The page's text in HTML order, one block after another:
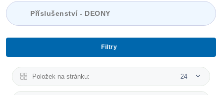
Příslušenství - DEONY
Filtry
Položek na stránku: 24